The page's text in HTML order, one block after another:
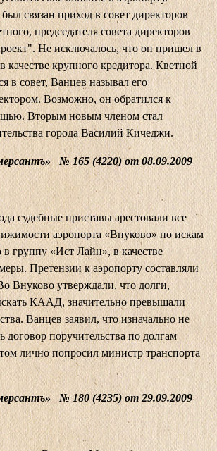
связан приход в совет директоров
председателя совета директоров
Не исключалось, что он пришел в
качестве крупного кредитора. Кветной
в совет, Ванцев называл его
Возможно, он обратился к
Вторым новым членом стал
города Василий Кичеджи.
№ 165 (4220) от 08.09.2009
судебные приставы арестовали все
аэропорта «Внуково» по искам
группу «Ист Лайн», в качестве
Претензии к аэропорту составляли
Внуково утверждали, что долги,
КААД, значительно превышали
Ванцев заявил, что изначально не
договор поручительства по долгам
лично попросил министр транспорта
№ 180 (4235) от 29.09.2009